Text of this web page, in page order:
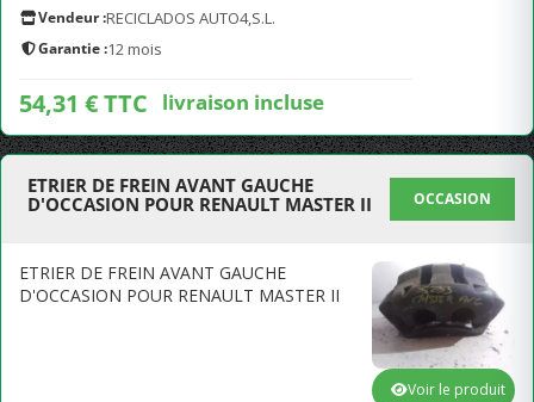
Vendeur :RECICLADOS AUTO4,S.L.
Garantie :12 mois
54,31 € TTC livraison incluse
ETRIER DE FREIN AVANT GAUCHE
D'OCCASION POUR RENAULT MASTER II
OCCASION
ETRIER DE FREIN AVANT GAUCHE
D'OCCASION POUR RENAULT MASTER II
Voir le produit